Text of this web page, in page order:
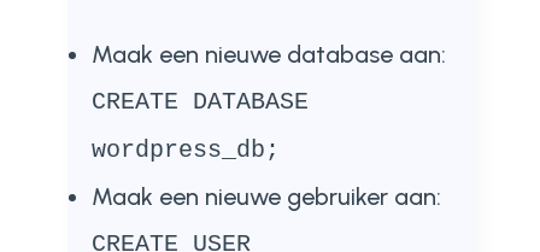
Maak een nieuwe database aan:
CREATE DATABASE
wordpress_db;
Maak een nieuwe gebruiker aan:
CREATE USER